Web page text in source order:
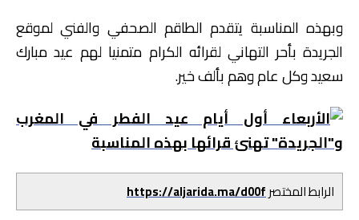
وبهذه المناسبة يتقدم الطاقم الصحفي والفني لموقع
الجريدة بأحر التهاني لقرائه الكرام متمنيا لهم عيد مبارك
سعيد وكل عام وهم بألف خير.
الرابط المختصرhttps://aljarida.ma/d00f